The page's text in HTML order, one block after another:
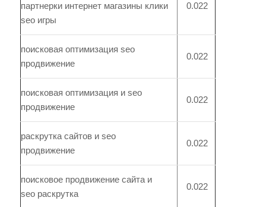
партнерки интернет магазины клики
seo игры
0.022
поисковая оптимизация seo
продвижение
0.022
поисковая оптимизация и seo
продвижение
0.022
раскрутка сайтов и seo
продвижение
0.022
поисковое продвижение сайта и
seo раскрутка
0.022